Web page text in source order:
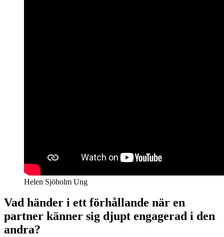
Helen Sjöholm Ung
Vad händer i ett förhållande när en
partner känner sig djupt engagerad i den
andra?